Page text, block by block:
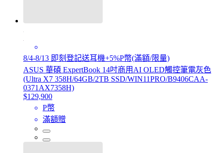
8/4-8/13 即刻登記送耳機+5%P幣(滿額/限量)
ASUS 華碩 ExpertBook 14吋商用AI OLED觸控筆電灰色
(Ultra X7 358H/64GB/2TB SSD/WIN11PRO/B9406CAA-
0371AX7358H)
$129,900
P幣
滿額贈